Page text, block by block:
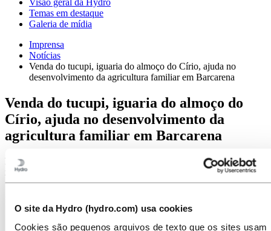
O site da Hydro (hydro.com) usa cookies
Cookies são pequenos arquivos de texto que os sites usam
Visão geral da Hydro
Temas em destaque
Galeria de mídia
Imprensa
Notícias
Venda do tucupi, iguaria do almoço do Círio, ajuda no
desenvolvimento da agricultura familiar em Barcarena
Venda do tucupi, iguaria do almoço do
Círio, ajuda no desenvolvimento da
agricultura familiar em Barcarena
Por meio de projetos sociais, produtores da mandioca recebem
incentivos para a produção do tucupi